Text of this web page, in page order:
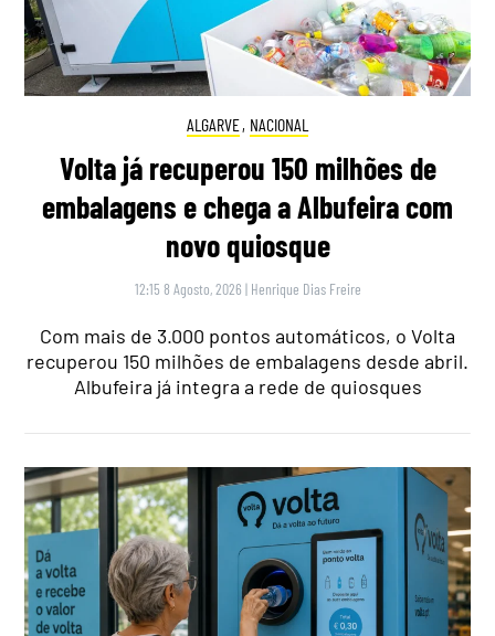
ALGARVE, NACIONAL
Volta já recuperou 150 milhões de
embalagens e chega a Albufeira com
novo quiosque
12:15 8 Agosto, 2026 | Henrique Dias Freire
Com mais de 3.000 pontos automáticos, o Volta
recuperou 150 milhões de embalagens desde abril.
Albufeira já integra a rede de quiosques